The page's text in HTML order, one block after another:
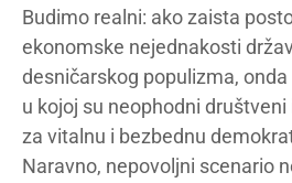
Budimo realni: ako zaista
ekonomske nejednakosti
desničarskog populizma,
u kojoj su neophodni
za vitalnu i bezbednu
Naravno, nepovoljni scenario